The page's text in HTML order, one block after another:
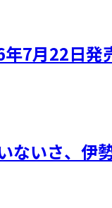
7月22日
ないさ、伊